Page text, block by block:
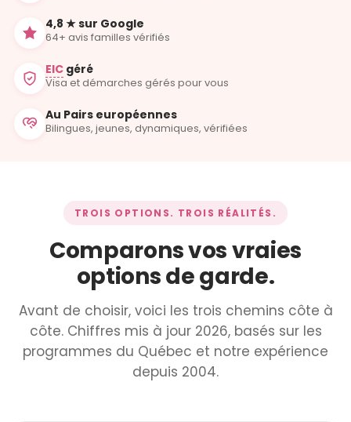
4,8 ★ sur Google
64+ avis familles vérifiés
EIC géré
Visa et démarches gérés pour vous
Au Pairs européennes
Bilingues, jeunes, dynamiques, vérifiées
TROIS OPTIONS. TROIS RÉALITÉS.
Comparons vos vraies
options de garde.
Avant de choisir, voici les trois chemins côte à
côte. Chiffres mis à jour 2026, basés sur les
programmes du Québec et notre expérience
depuis 2004.